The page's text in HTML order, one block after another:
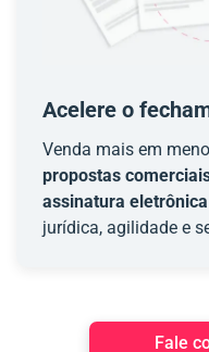
Acelere o
Venda mais em
propostas
assinatura
jurídica, agilidade e
Fale